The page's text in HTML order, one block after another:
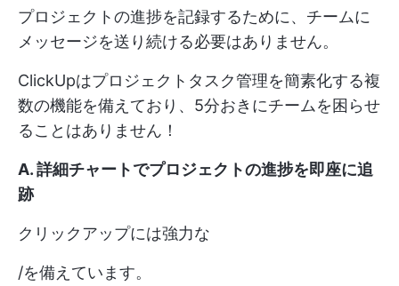
プロジェクトの進捗を記録するために、チームに
メッセージを送り続ける必要はありません。
ClickUpはプロジェクトタスク管理を簡素化する複
数の機能を備えており、5分おきにチームを困らせ
ることはありません！
A. 詳細チャートでプロジェクトの進捗を即座に追
跡
クリックアップには強力な
/を備えています。